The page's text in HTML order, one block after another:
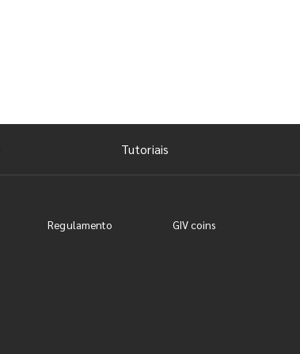
Tutoriais
Regulamento
GIV coins